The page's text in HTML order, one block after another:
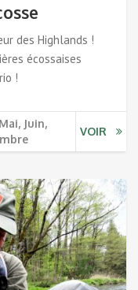
des Highlands !
écossaises
!
Juin,
VOIR